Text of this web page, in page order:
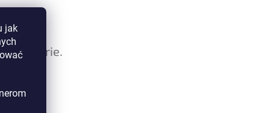
jak
kategorie.